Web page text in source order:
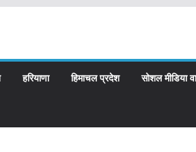
हरियाणा हिमाचल प्रदेश सोशल मीडिया